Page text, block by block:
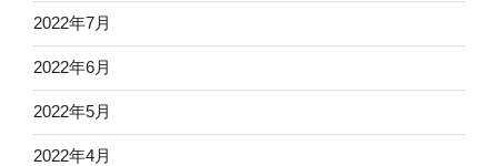
2022年7月
2022年6月
2022年5月
2022年4月